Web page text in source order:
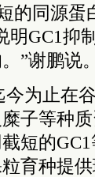
的同源蛋
明GC1抑
”谢鹏说。
今为止在
子等种
短的
育种提